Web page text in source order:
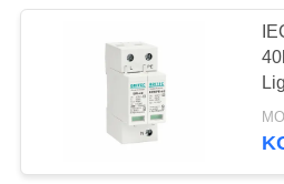
PV Surge